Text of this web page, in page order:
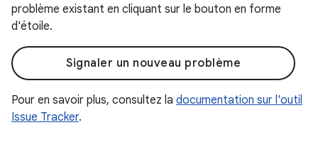
problème existant en cliquant sur le bouton en forme
d'étoile.
Signaler un nouveau problème
Pour en savoir plus, consultez la documentation sur l'outil
Issue Tracker.